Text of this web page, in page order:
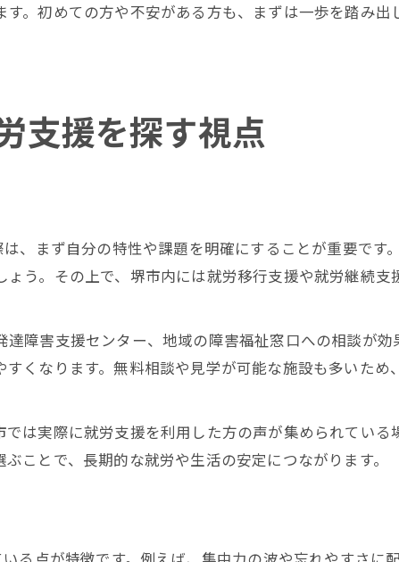
。初めての方や不安がある方も、まずは一歩を踏み
支援を探す視点
、まず自分の特性や課題を明確にすることが重要です
う。その上で、堺市内には就労移行支援や就労継続支
障害支援センター、地域の障害福祉窓口への相談が効
くなります。無料相談や見学が可能な施設も多いため
は実際に就労支援を利用した方の声が集められてい
ことで、長期的な就労や生活の安定につながります。